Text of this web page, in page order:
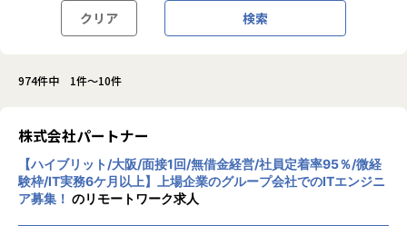
クリア 検索
974件中 1件～10件
株式会社パートナー
【ハイブリット/大阪/面接1回/無借金経営/社員定着率95％/微経
験枠/IT実務6ケ月以上】上場企業のグループ会社でのITエンジニ
ア募集！ のリモートワーク求人